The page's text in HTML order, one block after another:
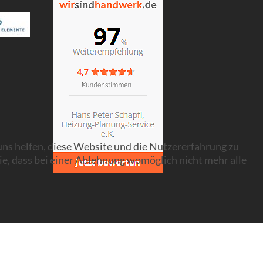
helfen, diese Website und die Nutzererfahrung zu
dass bei einer Ablehnung womöglich nicht mehr alle